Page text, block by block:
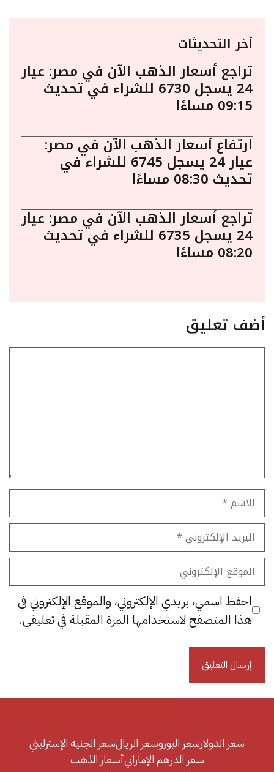
أخر التحديثات
تراجع أسعار الذهب الآن في مصر: عيار
24 يسجل 6730 للشراء في تحديث
09:15 مساءًا
ارتفاع أسعار الذهب الآن في مصر:
عيار 24 يسجل 6745 للشراء في
تحديث 08:30 مساءًا
تراجع أسعار الذهب الآن في مصر: عيار
24 يسجل 6735 للشراء في تحديث
08:20 مساءًا
أضف تعليق
الاسم
البريد
الإلكتروني
الموقع
الإلكتروني
احفظ اسمي، بريدي الإلكتروني، والموقع الإلكتروني في
هذا المتصفح لاستخدامها المرة المقبلة في تعليقي.
سعر الدولارسعر اليوروسعر الريالسعر الجنيه الإسترليني
سعر الدرهم الإماراتيأسعار الذهب